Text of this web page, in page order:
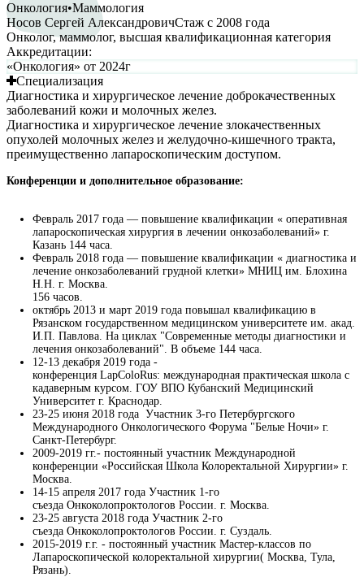
Онкология•Маммология
Носов Сергей АлександровичСтаж с 2008 года
Онколог, маммолог, высшая квалификационная категория
Аккредитации:
«Онкология» от 2024г
Специализация
Диагностика и хирургическое лечение доброкачественных
заболеваний кожи и молочных желез.
Диагностика и хирургическое лечение злокачественных
опухолей молочных желез и желудочно-кишечного тракта,
преимущественно лапароскопическим доступом.
Конференции и дополнительное образование:
Февраль 2017 года — повышение квалификации « оперативная
лапароскопическая хирургия в лечении онкозаболеваний» г.
Казань 144 часа.
Февраль 2018 года — повышение квалификации « диагностика и
лечение онкозаболеваний грудной клетки» МНИЦ им. Блохина
Н.Н. г. Москва.
156 часов.
октябрь 2013 и март 2019 года повышал квалификацию в
Рязанском государственном медицинском университете им. акад.
И.П. Павлова. На циклах "Современные методы диагностики и
лечения онкозаболеваний". В объеме 144 часа.
12-13 декабря 2019 года -
конференция LapColoRus: международная практическая школа с
кадаверным курсом. ГОУ ВПО Кубанский Медицинский
Университет г. Краснодар.
23-25 июня 2018 года Участник 3-го Петербургского
Международного Онкологического Форума "Белые Ночи» г.
Санкт-Петербург.
2009-2019 гг.- постоянный участник Международной
конференции «Российская Школа Колоректальной Хирургии» г.
Москва.
14-15 апреля 2017 года Участник 1-го
съезда Онкоколопроктологов России. г. Москва.
23-25 августа 2018 года Участник 2-го
съезда Онкоколопроктологов России. г. Суздаль.
2015-2019 г.г. - постоянный участник Мастер-классов по
Лапароскопической колоректальной хирургии( Москва, Тула,
Рязань).